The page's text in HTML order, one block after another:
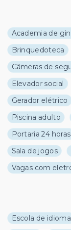
Academia de
Brinquedoteca
Câmeras de
Elevador social
Gerador elétrico
Piscina adulto
Portaria 24 horas
Sala de jogos
Vagas com
Escola de idioma